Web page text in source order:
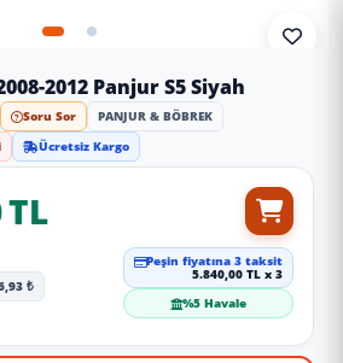
2012 Panjur S5 Siyah
Soru Sor
PANJUR & BÖBREK
Ücretsiz Kargo
₺
Peşin fiyatına 3 taksit
5.840,00 TL x 3
%5 Havale